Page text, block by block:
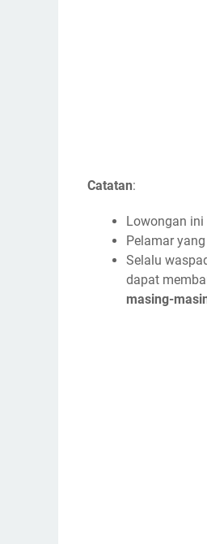
Catatan:
Lowongan
Pelamar
Selalu
dapat
masing-